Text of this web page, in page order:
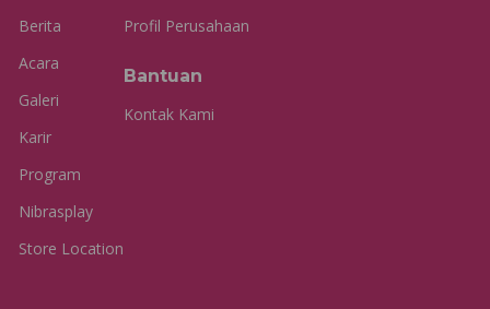
Berita
Acara
Galeri
Karir
Program
Nibrasplay
Store Location
Profil Perusahaan
Bantuan
Kontak Kami